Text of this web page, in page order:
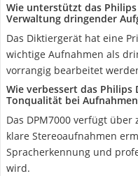
Wie unterstützt das
Verwaltung dringender
Das Diktiergerät hat eine
wichtige Aufnahmen als
vorrangig bearbeitet
Wie verbessert das Philips
Tonqualität bei
Das DPM7000 verfügt
klare Stereoaufnahmen
Spracherkennung und
wird.